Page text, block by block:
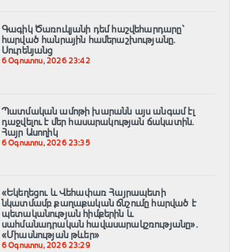
Գագիկ Ծառուկյանի դեմ հաշվեհարդարը՝
հարված հանրային համերաշխությանը.
Սուրենյանց
6 Օգոստոս, 2026 23:42
Պատմական ամոթի խարանն այս անգամ էլ
դաջվելու է մեր հասարակության ճակատին․
Հայր Ասողիկ
6 Օգոստոս, 2026 23:35
«Եկեղեցու և Վեհափառ Հայրապետի
նկատմամբ քաղաքական ճնշումը հարված է
պետականության հիմքերին և
սահմանադրական հավասարակշռությանը»․
«Միասնության թևեր»
6 Օգոստոս, 2026 23:29